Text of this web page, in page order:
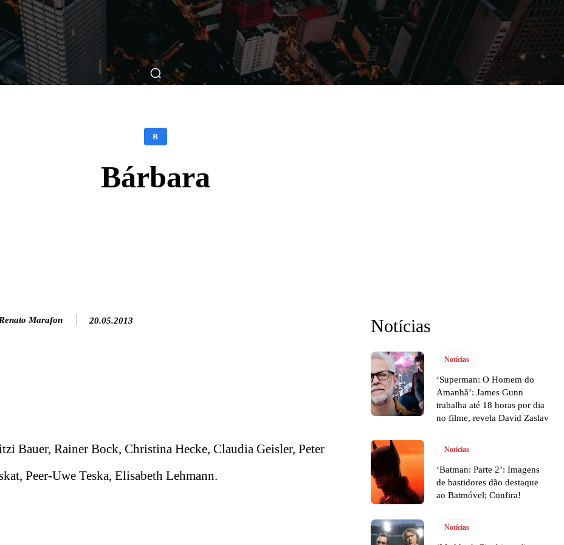
Críticas Breve Nos Cinemas Matérias Nos Cinemas Filmes Séries Música Gênero
B
Bárbara
Renato Marafon 20.05.2013
Bauer, Rainer Bock, Christina Hecke, Claudia Geisler, Peter
Peer-Uwe Teska, Elisabeth Lehmann.
Notícias
Notícias
‘Superman: O Homem do
Amanhã’: James Gunn
trabalha até 18 horas por dia
no filme, revela David Zaslav
Notícias
‘Batman: Parte 2’: Imagens
de bastidores dão destaque
ao Batmóvel; Confira!
Notícias